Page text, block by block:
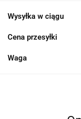
Wysyłka w ciągu
Cena przesyłki
Waga